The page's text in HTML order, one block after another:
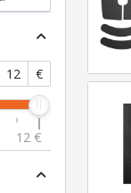
expand_less
€
12 €
expand_less